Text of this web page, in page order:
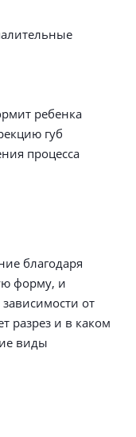
ребенка
губ
процесса
благодаря
форму, и
от
разрез и в каком
виды